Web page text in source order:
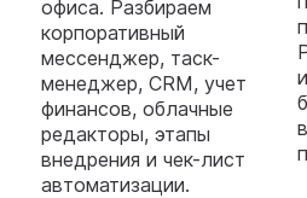
офиса. Разбираем
корпоративный
мессенджер, таск-
менеджер, CRM, учет
финансов, облачные
редакторы, этапы
внедрения и чек-лист
автоматизации.